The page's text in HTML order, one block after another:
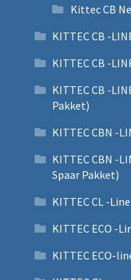
Kittec CB
KITTEC CB -
KITTEC CB -
KITTEC CB -
Pakket)
KITTEC CBN -
KITTEC CBN -
Spaar Pakket)
KITTEC CL -
KITTEC ECO -
KITTEC ECO-